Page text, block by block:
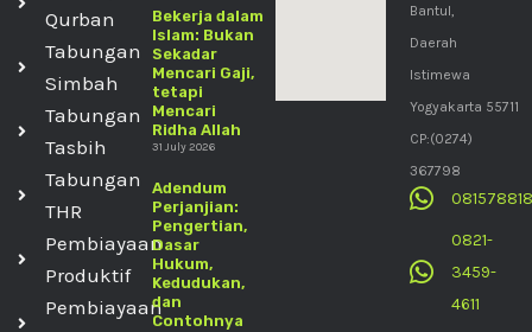
Qurban
Tabungan
Simbah
Tabungan
Tasbih
Tabungan
THR
Pembiayaan
Produktif
Pembiayaan
Bekerja dalam
Islam: Bukan
Sekadar
Mencari Gaji,
tetapi
Mencari
Ridha Allah
31 July 2026
Adendum
Perjanjian:
Pengertian,
Dasar
Hukum,
Kedudukan,
dan
Contohnya
Bantul,
Daerah
Istimewa
Yogyakarta 55711
CP:(0274)
367798
0821-
3459-
4611